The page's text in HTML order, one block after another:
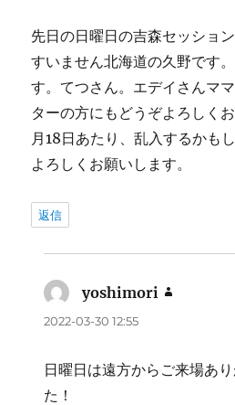
先日の日曜日の吉森セッショ
すいません北海道の久野です
す。てつさん。エデイさんマ
ターの方にもどうぞよろしく
月18日あたり、乱入するかも
よろしくお願いします。
返信
yoshimori
2022-03-30 12:55
日曜日は遠方からご来場あ
た！